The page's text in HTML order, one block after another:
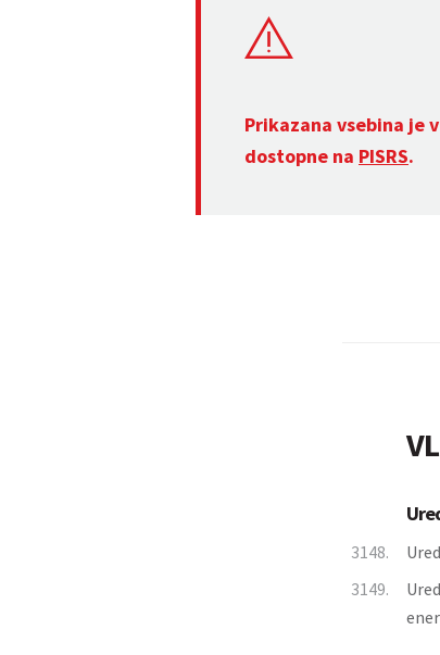
Prikazana vsebina je
dostopne na PISRS.
3148.
3149.